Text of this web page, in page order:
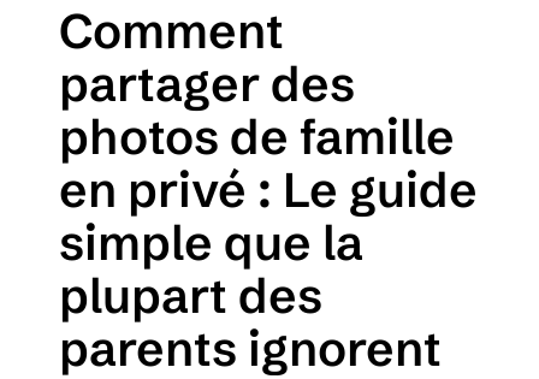
Comment
partager des
photos de famille
en privé : Le guide
simple que la
plupart des
parents ignorent